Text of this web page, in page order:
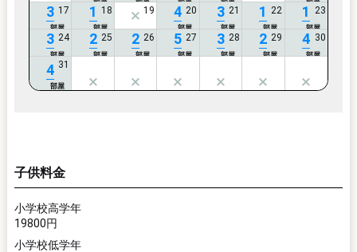
3
1 4 3 1
1
3
2 2 5 3 2
4
4
子供料金
小学校高学年
19800円
小学校低学年